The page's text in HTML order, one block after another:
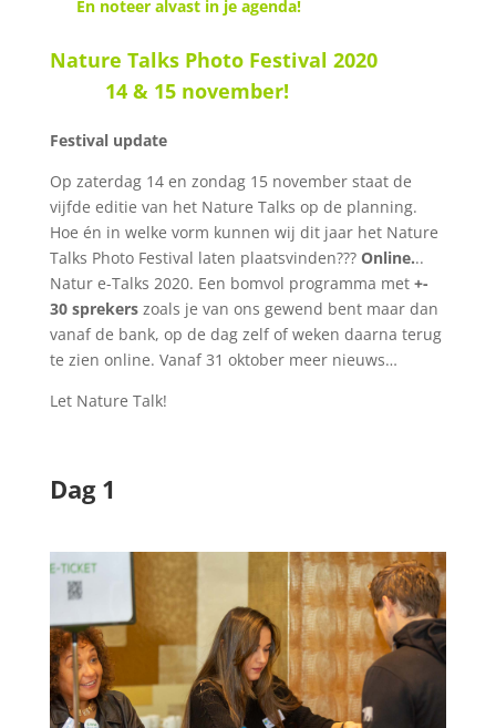
En noteer alvast in je agenda!
Nature Talks Photo Festival 2020
14 & 15 november!
Festival update
Op zaterdag 14 en zondag 15 november staat de
vijfde editie van het Nature Talks op de planning.
Hoe én in welke vorm kunnen wij dit jaar het Nature
Talks Photo Festival laten plaatsvinden??? Online...
Natur e-Talks 2020. Een bomvol programma met +-
30 sprekers zoals je van ons gewend bent maar dan
vanaf de bank, op de dag zelf of weken daarna terug
te zien online. Vanaf 31 oktober meer nieuws…
Let Nature Talk!
Dag 1